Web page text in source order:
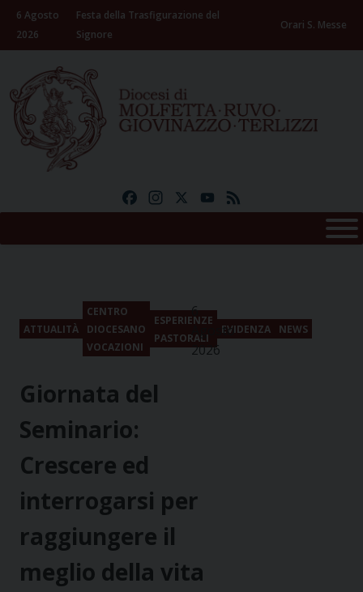
Skip
content
6 Agosto
2026
Festa della Trasfigurazione del
Signore
Orari S. Messe
FacebookInstagramYouTube
ATTUALITÀ
CENTRO
DIOCESANO
VOCAZIONI
ESPERIENZE
PASTORALI
EVIDENZA NEWS
6
Agosto
2026
Giornata del
Seminario:
Crescere ed
interrogarsi per
raggiungere il
meglio della vita